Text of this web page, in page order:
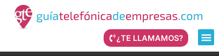
¿TE LLAMAMOS?